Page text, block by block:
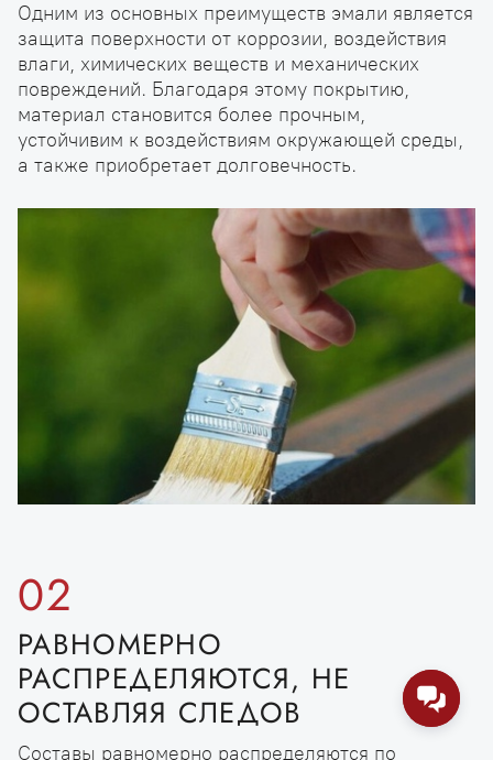
Одним из основных преимуществ эмали является
защита поверхности от коррозии, воздействия
влаги, химических веществ и механических
повреждений. Благодаря этому покрытию,
материал становится более прочным,
устойчивим к воздействиям окружающей среды,
а также приобретает долговечность.
02
РАВНОМЕРНО
РАСПРЕДЕЛЯЮТСЯ, НЕ
ОСТАВЛЯЯ СЛЕДОВ
Составы равномерно распределяются по